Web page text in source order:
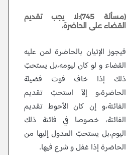
(مسألة 745):لا يجب تقديم
القضاء على الحاضرة،
فيجوز الإتيان بالحاضرة لمن عليه
القضاء و لو كان ليومه،بل يستحبّ
ذلك إذا خاف فوت فضيلة
الحاضرة،و إلاّ استحبّ تقديم
الفائتة،و إن كان الأحوط تقديم
الفائتة، خصوصا في فائتة ذلك
اليوم،بل يستحبّ العدول إليها من
الحاضرة إذا غفل و شرع فيها.